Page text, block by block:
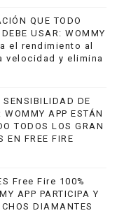
QUE TODO
USAR: WOMMY
el rendimiento al
velocidad y elimina
SENSIBILIDAD DE
WOMMY APP ESTÁN
TODOS LOS GRAN
EN FREE FIRE
Free Fire 100%
APP PARTICIPA Y
DIAMANTES